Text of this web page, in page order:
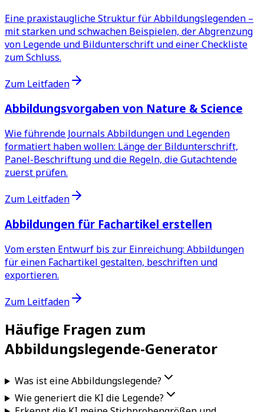
Eine praxistaugliche Struktur für Abbildungslegenden –
mit starken und schwachen Beispielen, der Abgrenzung
von Legende und Bildunterschrift und einer Checkliste
zum Schluss.
Zum Leitfaden
Abbildungsvorgaben von Nature & Science
Wie führende Journals Abbildungen und Legenden
formatiert haben wollen: Länge der Bildunterschrift,
Panel-Beschriftung und die Regeln, die Gutachtende
zuerst prüfen.
Zum Leitfaden
Abbildungen für Fachartikel erstellen
Vom ersten Entwurf bis zur Einreichung: Abbildungen
für einen Fachartikel gestalten, beschriften und
exportieren.
Zum Leitfaden
Häufige Fragen zum
Abbildungslegende-Generator
Was ist eine Abbildungslegende?
Wie generiert die KI die Legende?